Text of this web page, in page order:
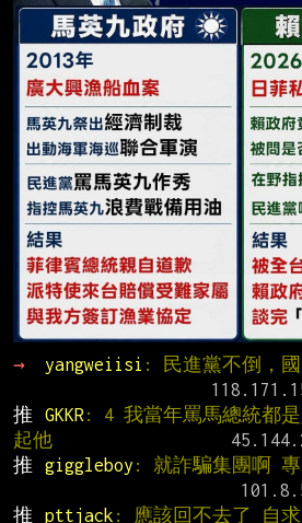
→ yangweiisi : 民進黨不倒，
推
GKKR : 4 我當年罵馬總統都
起他
推
giggleboy : 就詐騙集團啊 專
推
pttjack : 應該回不去了 自